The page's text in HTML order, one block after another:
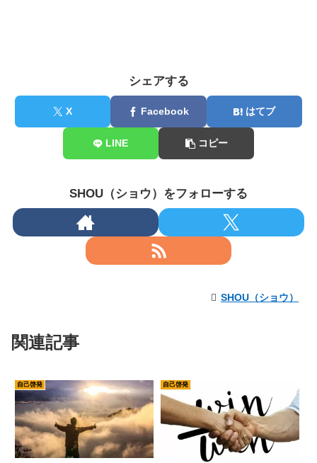
シェアする
X Facebook はてブ
LINE コピー
SHOU（ショウ）をフォローする
SHOU（ショウ）
関連記事
自己啓発 自己啓発